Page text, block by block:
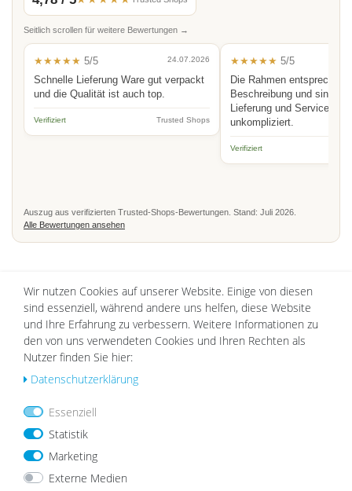
Seitlich scrollen für weitere Bewertungen →
★★★★★ 5/5 24.07.2026
Schnelle Lieferung Ware gut verpackt
und die Qualität ist auch top.
Verifiziert Trusted Shops
★★★★★ 5/5
Die Rahmen entsprechen
Beschreibung und sind
Lieferung und Service
unkompliziert.
Verifiziert
Auszug aus verifizierten Trusted-Shops-Bewertungen. Stand: Juli 2026.
Alle Bewertungen ansehen
UNSERE TOPSELLER
nsc
e
Wir nutzen Cookies auf unserer Website. Einige von diesen
sind essenziell, während andere uns helfen, diese Website
und Ihre Erfahrung zu verbessern. Weitere Informationen zu
den von uns verwendeten Cookies und Ihren Rechten als
Nutzer finden Sie hier:
Daten­schutz­erklärung
Essenziell
Statistik
Marketing
Externe Medien